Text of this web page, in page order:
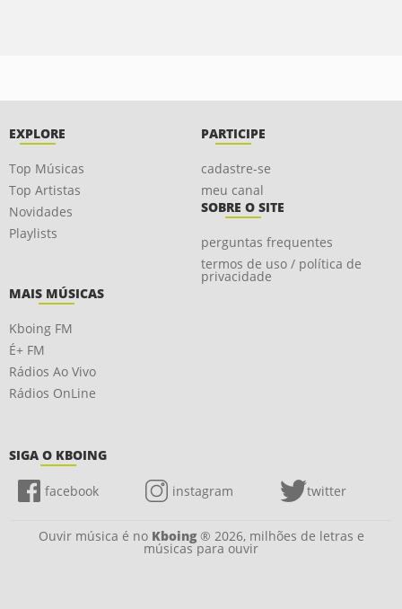
EXPLORE
Top Músicas
Top Artistas
Novidades
Playlists
PARTICIPE
cadastre-se
meu canal
SOBRE O SITE
perguntas frequentes
termos de uso / política de
privacidade
MAIS MÚSICAS
Kboing FM
É+ FM
Rádios Ao Vivo
Rádios OnLine
SIGA O KBOING
facebook instagram twitter
Ouvir música é no Kboing® 2026, milhões de letras e
músicas para ouvir